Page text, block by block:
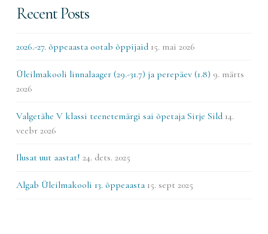
Recent Posts
2026.-27. õppeaasta ootab õppijaid 15. mai 2026
Üleilmakooli linnalaager (29.-31.7) ja perepäev (1.8) 9. märts
2026
Valgetähe V klassi teenetemärgi sai õpetaja Sirje Sild 14.
veebr 2026
Ilusat uut aastat! 24. dets. 2025
Algab Üleilmakooli 13. õppeaasta 15. sept 2025